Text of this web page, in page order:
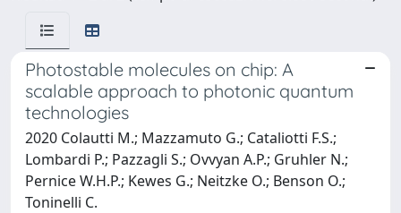
Photostable molecules on chip: A
scalable approach to photonic quantum
technologies
2020 Colautti M.; Mazzamuto G.; Cataliotti F.S.;
Lombardi P.; Pazzagli S.; Ovvyan A.P.; Gruhler N.;
Pernice W.H.P.; Kewes G.; Neitzke O.; Benson O.;
Toninelli C.